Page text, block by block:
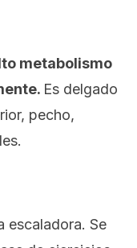
metabolismo
Es delgado
pecho,
escaladora. Se